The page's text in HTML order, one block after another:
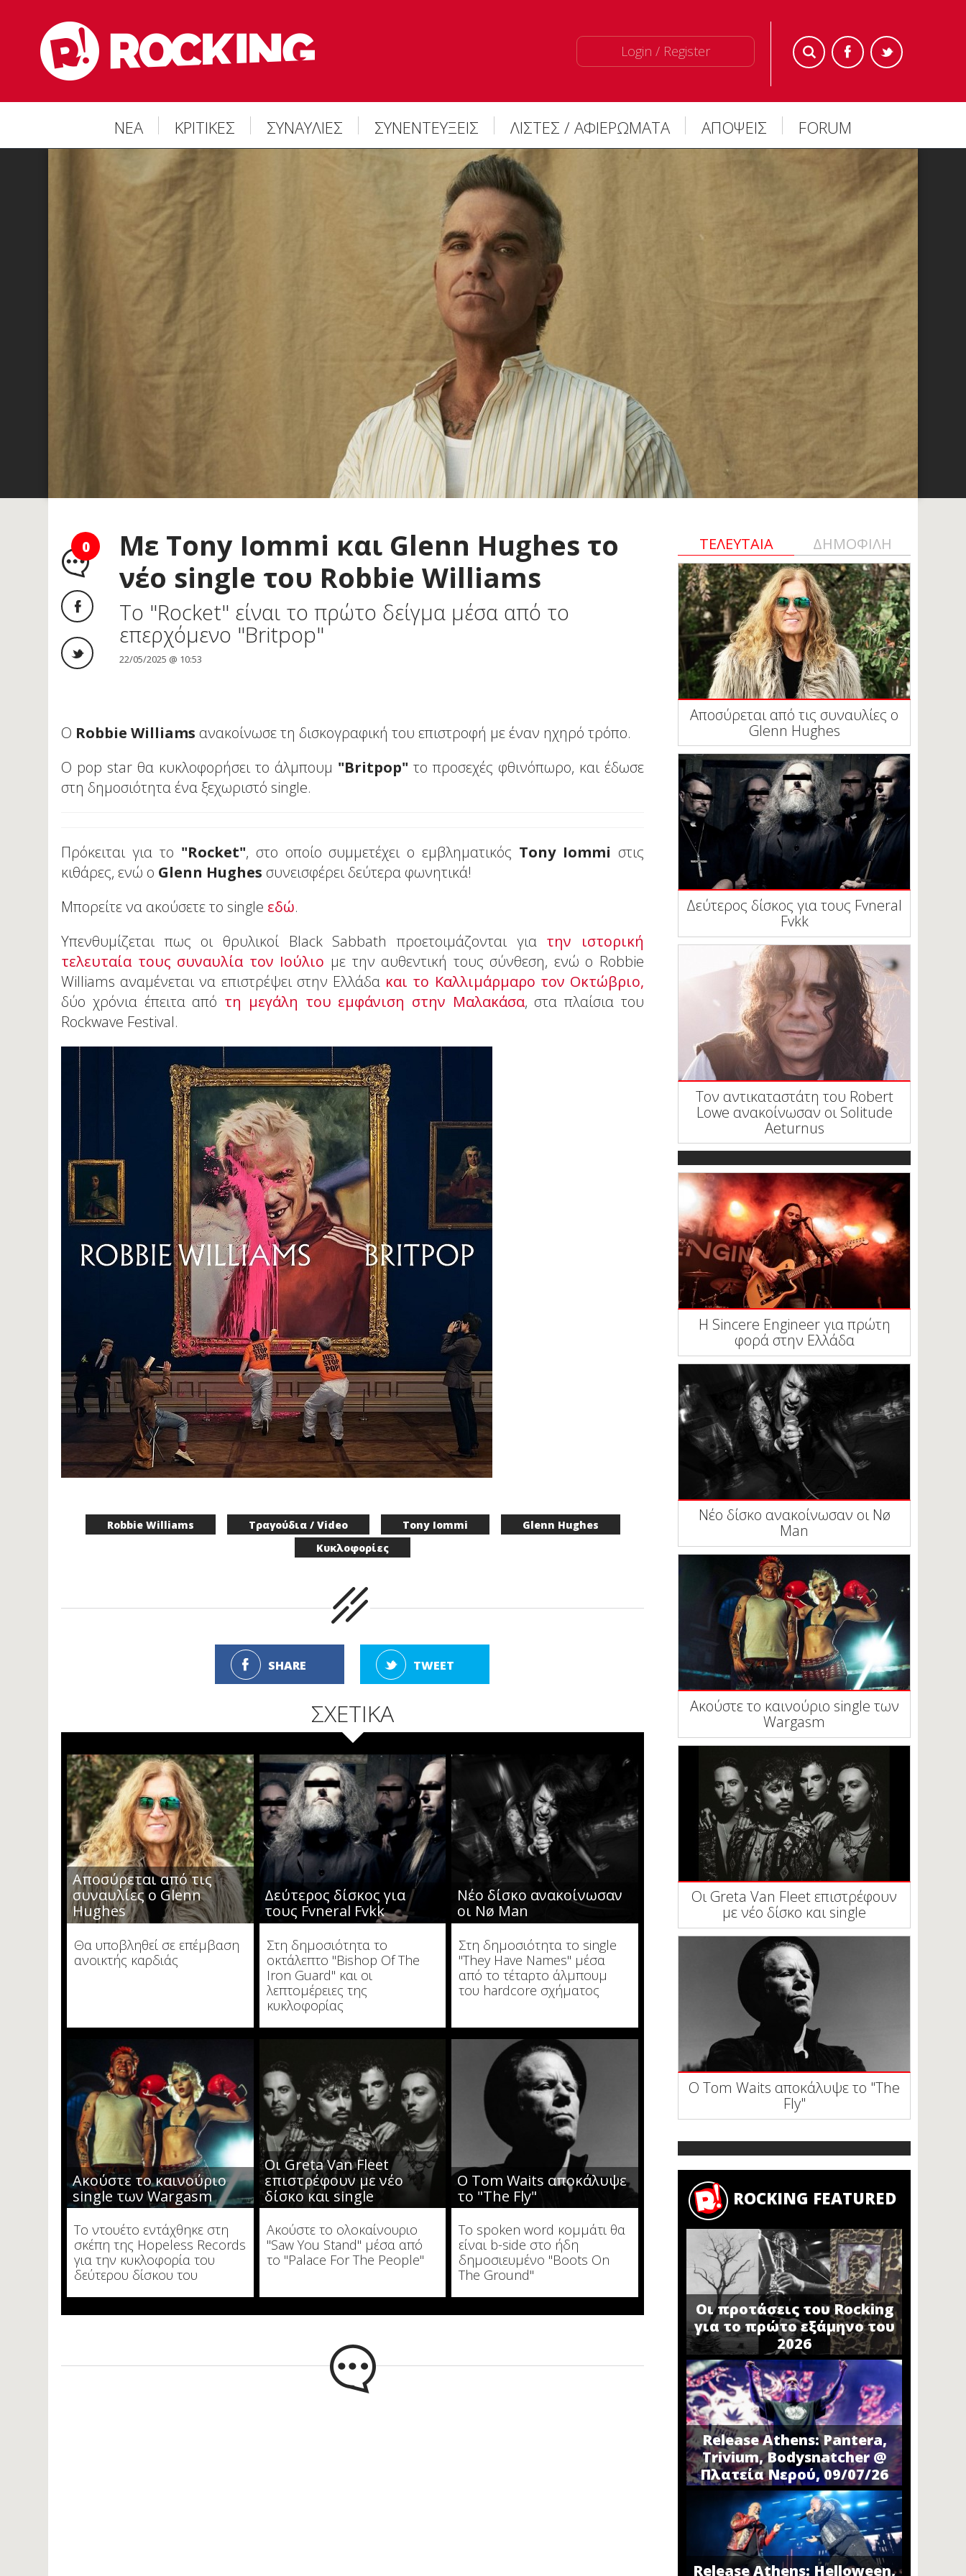
Login / Register
ΝΕΑ ΚΡΙΤΙΚΕΣ ΣΥΝΑΥΛΙΕΣ ΣΥΝΕΝΤΕΥΞΕΙΣ ΛΙΣΤΕΣ / ΑΦΙΕΡΩΜΑΤΑ ΑΠΟΨΕΙΣ FORUM
0
Με Tony Iommi και Glenn Hughes το
νέο single του Robbie Williams
To "Rocket" είναι το πρώτο δείγμα μέσα από το
επερχόμενο "Britpop"
22/05/2025 @ 10:53
Ο Robbie Williams ανακοίνωσε τη δισκογραφική του επιστροφή με έναν ηχηρό τρόπο.
Ο pop star θα κυκλοφορήσει το άλμπουμ "Britpop" το προσεχές φθινόπωρο, και έδωσε
στη δημοσιότητα ένα ξεχωριστό single.
Πρόκειται για το "Rocket", στο οποίο συμμετέχει ο εμβληματικός Tony Iommi στις
κιθάρες, ενώ ο Glenn Hughes συνεισφέρει δεύτερα φωνητικά!
Μπορείτε να ακούσετε το single εδώ.
Υπενθυμίζεται πως οι θρυλικοί Black Sabbath προετοιμάζονται για την ιστορική
τελευταία τους συναυλία τον Ιούλιο με την αυθεντική τους σύνθεση, ενώ ο Robbie
Williams αναμένεται να επιστρέψει στην Ελλάδα και το Καλλιμάρμαρο τον Οκτώβριο,
δύο χρόνια έπειτα από τη μεγάλη του εμφάνιση στην Μαλακάσα, στα πλαίσια του
Rockwave Festival.
Robbie Williams Τραγούδια / Video Tony Iommi
Glenn Hughes
Κυκλοφορίες
SHARE TWEET
ΣΧΕΤΙΚΑ
Αποσύρεται από τις
συναυλίες ο Glenn
Hughes
Θα υποβληθεί σε επέμβαση
ανοικτής καρδιάς
Δεύτερος δίσκος για
τους Fvneral Fvkk
Στη δημοσιότητα το
οκτάλεπτο "Bishop Of The
Iron Guard" και οι
λεπτομέρειες της
κυκλοφορίας
Νέο δίσκο ανακοίνωσαν
οι Nø Man
Στη δημοσιότητα το single
"They Have Names" μέσα
από το τέταρτο άλμπουμ
του hardcore σχήματος
Ακούστε το καινούριο
single των Wargasm
To ντουέτο εντάχθηκε στη
σκέπη της Hopeless Records
για την κυκλοφορία του
δεύτερου δίσκου του
Οι Greta Van Fleet
επιστρέφουν με νέο
δίσκο και single
Ακούστε το ολοκαίνουριο
"Saw You Stand" μέσα από
το "Palace For The People"
Ο Tom Waits αποκάλυψε
το "The Fly"
To spoken word κομμάτι θα
είναι b-side στο ήδη
δημοσιευμένο "Boots On
The Ground"
ΤΕΛΕΥΤΑΙΑ ΔΗΜΟΦΙΛΗ
Αποσύρεται από τις συναυλίες ο
Glenn Hughes
Δεύτερος δίσκος για τους Fvneral
Fvkk
Τον αντικαταστάτη του Robert
Lowe ανακοίνωσαν οι Solitude
Aeturnus
Η Sincere Engineer για πρώτη
φορά στην Ελλάδα
Νέο δίσκο ανακοίνωσαν οι Nø
Man
Ακούστε το καινούριο single των
Wargasm
Οι Greta Van Fleet επιστρέφουν
με νέο δίσκο και single
Ο Tom Waits αποκάλυψε το "The
Fly"
ROCKING FEATURED
Οι προτάσεις του Rocking
για το πρώτο εξάμηνο του
2026
Release Athens: Pantera,
Trivium, Bodysnatcher @
Πλατεία Νερού, 09/07/26
Release Athens: Helloween,